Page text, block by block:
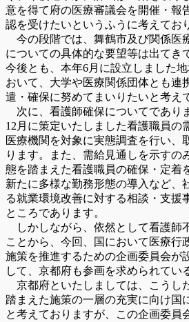
意を得て府の医療審議会を開催・報
認を受けたいというふうに考えてお
今の段階では、舞鶴市及び関係医
についての具体的な要望等は出てき
今後とも、本年6月に設立しました
おいて、大学や医療関係団体とも連
遣・確保に努めてまいりたいと考え
次に、看護師確保についてであり
12月に策定いたしました看護職員の
医療機関を対象に実態調査を行い、
ります。また、需給見通しを示すの
態を踏まえた看護職員の確保・定着
新たに多様な勤務形態の導入など、
る就業環境改善に対する相談・支援
ところであります。
しかしながら、依然として看護師
ことから、今回、国において医療行
施策を推進するための企画委員会が
して、京都府も参画を求められてい
京都府といたしましては、こうし
踏まえた施策の一層の充実に向け国
と考えておりますが、この企画委員